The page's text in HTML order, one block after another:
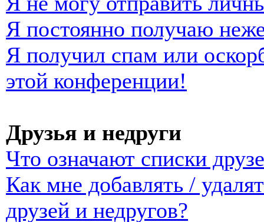
Я постоянно получаю
Я получил спам или
этой конференции!
Друзья и недруги
Что означают списки
Как мне добавлять /
друзей и недругов?